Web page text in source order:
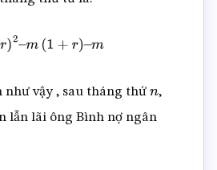
m( +r) –m
như vậy , sau tháng thứ n,
lẫn lãi ông Bình nợ ngân